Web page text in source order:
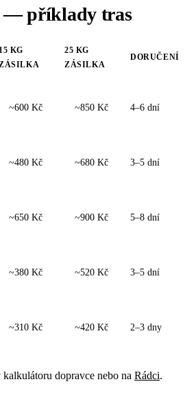
— příklady tras
15 KG
ZÁSILKA
25 KG
ZÁSILKA
DORUČENÍ
~600 Kč ~850 Kč 4–6 dní
~480 Kč ~680 Kč 3–5 dní
~650 Kč ~900 Kč 5–8 dní
~380 Kč ~520 Kč 3–5 dní
~310 Kč ~420 Kč 2–3 dny
dopravce nebo na Rádci.